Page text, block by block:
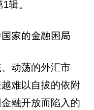
辑。
家的金融困局
动荡的外汇市
难以自拔的依附
融开放而陷入的